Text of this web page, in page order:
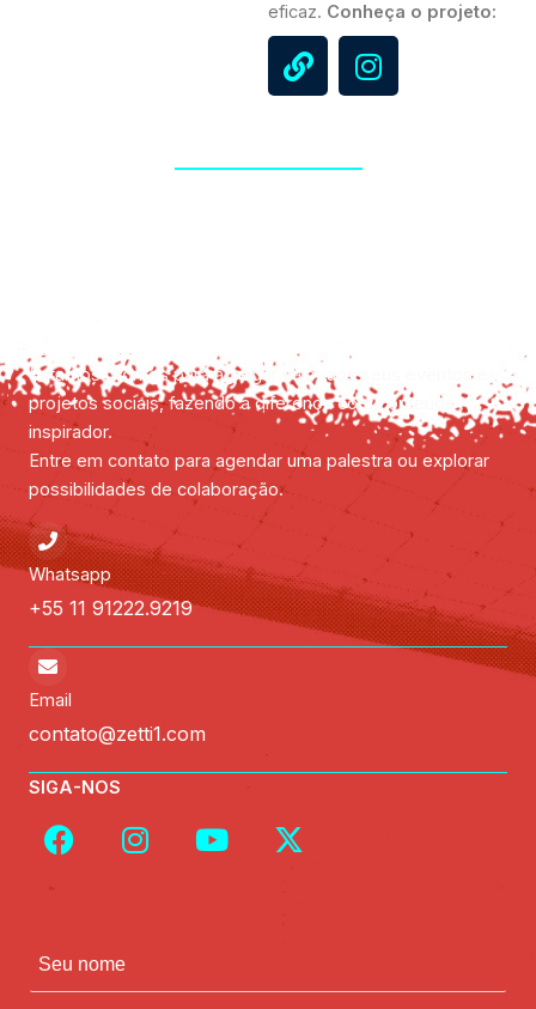
eficaz. Conheça o projeto:
L
i
I
n
Vamos juntos inspirar gerações?
Estamos prontos para agregar valor aos seus eventos e
projetos sociais, fazendo a diferença com conteúdo
inspirador.
Entre em contato para agendar uma palestra ou explorar
possibilidades de colaboração.
Whatsapp
+55 11 91222.9219
Email
contato@zetti1.com
SIGA-NOS
F
a
o
I
n
Y
o
X
-
N